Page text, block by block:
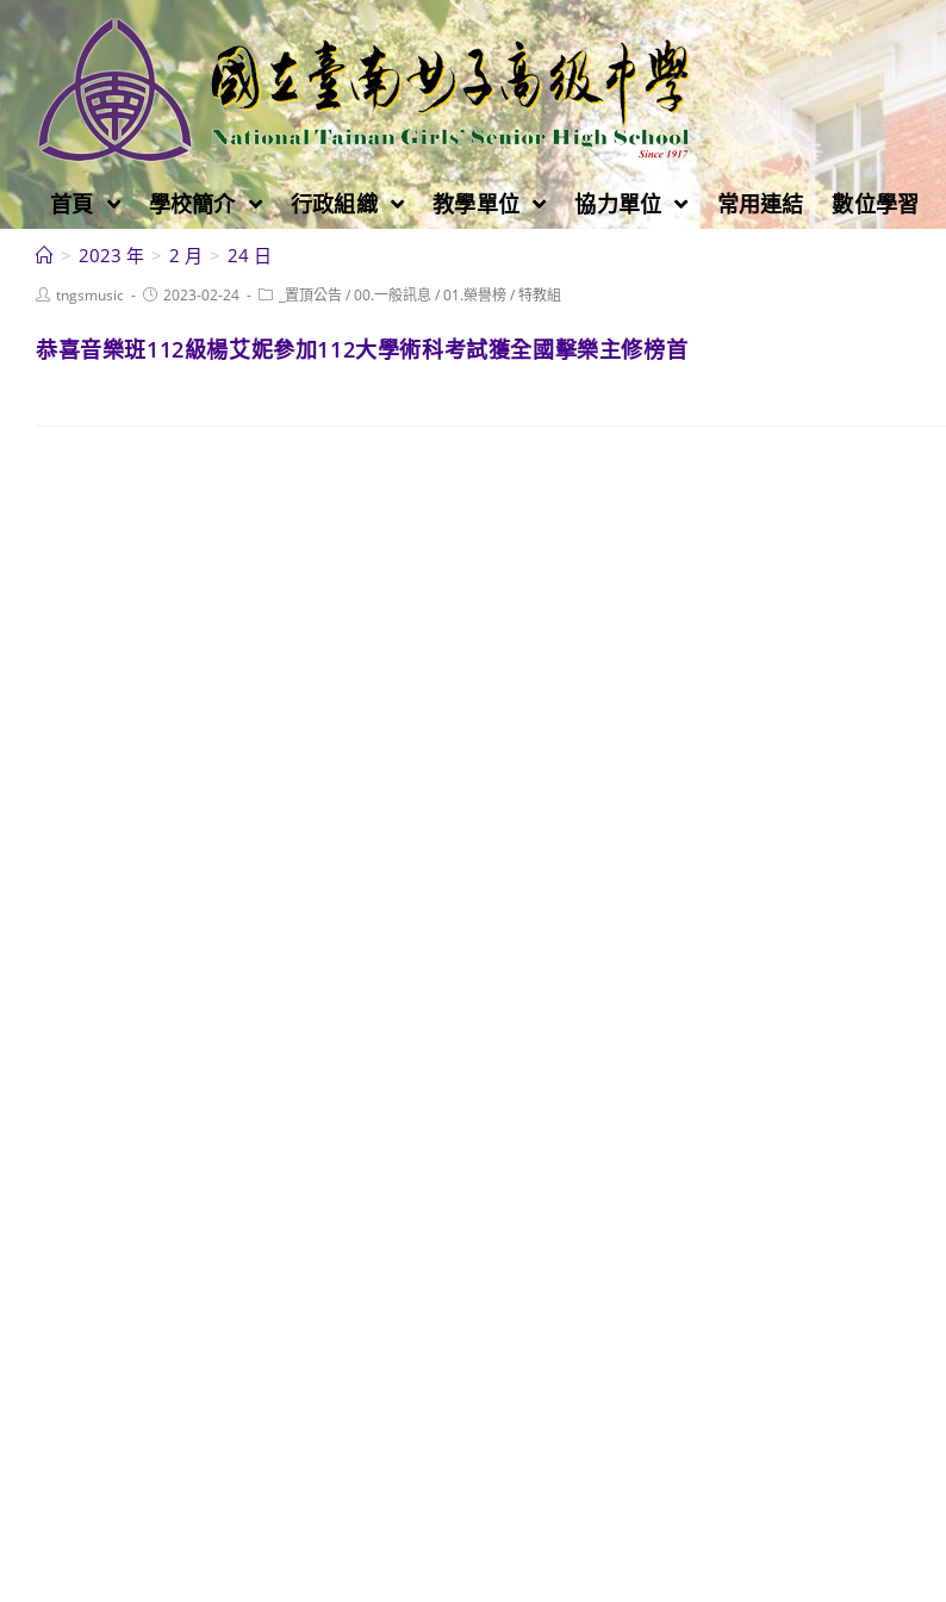
跳
轉
至
主
要
內
容
首頁 學校簡介 行政組織 教學單位 協力單位 常用連結 數位學習
> 2023 年 > 2 月 > 24 日
Posttngsmusic
Post2023-02-24
Post _置頂公告/00.一般訊息 /01.榮譽榜/特教組
恭喜音樂班112級楊艾妮參加112大學術科考試獲全國擊樂主修榜首